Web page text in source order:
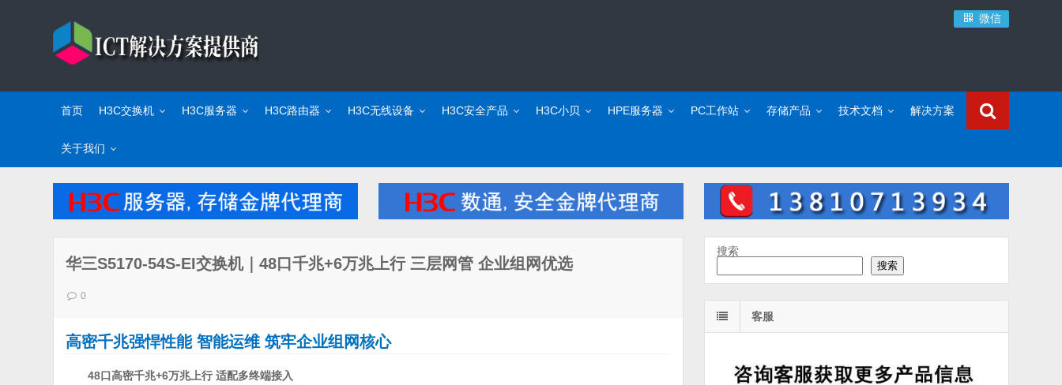
微信
首页 H3C交换机 H3C服务器 H3C路由器 H3C无线设备 H3C安全产品 H3C小贝 HPE服务器 PC工作站 存储产品 技术文档 解决方案
关于我们
华三S5170-54S-EI交换机｜48口千兆+6万兆上行 三层网管 企业组网优选
0
高密千兆强悍性能 智能运维 筑牢企业组网核心
48口高密千兆+6万兆上行 适配多终端接入
搜索
搜索
客服